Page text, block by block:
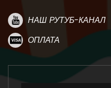
НАШ РУТУБ-КАНАЛ
ОПЛАТА